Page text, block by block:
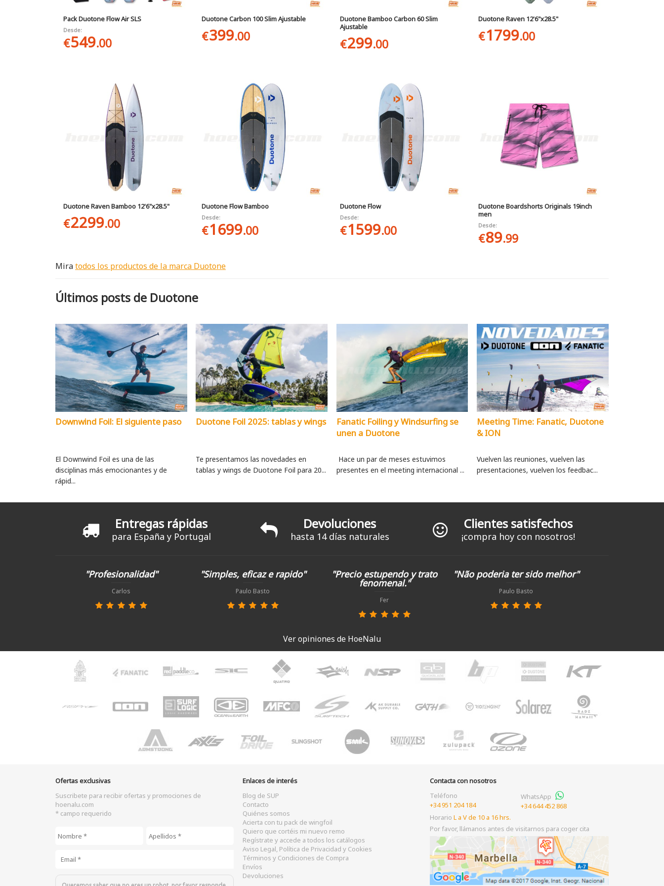
Pack Duotone Flow Air SLS
Desde:
€549.00
Duotone Carbon 100 Slim Ajustable
€399.00
Duotone Bamboo Carbon 60 Slim
Ajustable
€299.00
Duotone Raven 12'6"x28.5"
€1799.00
Duotone Raven Bamboo 12'6"x28.5"
€2299.00
Duotone Flow Bamboo
Desde:
€1699.00
Duotone Flow
Desde:
€1599.00
Duotone Boardshorts Originals 19inch
men
Desde:
€89.99
Miratodos los productos de la marca Duotone
Últimos posts de Duotone
Downwind Foil: El siguiente paso
El Downwind Foil es una de las
disciplinas más emocionantes y de
rápid...
Duotone Foil 2025: tablas y wings
Te presentamos las novedades en
tablas y wings de Duotone Foil para 20...
Fanatic Foiling y Windsurfing se
unen a Duotone
Hace un par de meses estuvimos
presentes en el meeting internacional ...
Meeting Time: Fanatic, Duotone
& ION
Vuelven las reuniones, vuelven las
presentaciones, vuelven los feedbac...
Entregas rápidas
para España y Portugal
Devoluciones
hasta 14 días naturales
Clientes satisfechos
¡compra hoy con nosotros!
"Profesionalidad"
Carlos
"Simples, eficaz e rapido"
Paulo Basto
"Precio estupendo y trato
fenomenal."
Fer
"Não poderia ter sido melhor"
Paulo Basto
Ver opiniones de HoeNalu
Ofertas exclusivas
Suscribete para recibir ofertas y promociones de
hoenalu.com
* campo requerido
Enlaces de interés
Blog de SUP
Contacto
Quiénes somos
Acierta con tu pack de wingfoil
Quiero que cortéis mi nuevo remo
Regístrate y accede a todos los catálogos
Aviso Legal, Política de Privacidad y Cookies
Términos y Condiciones de Compra
Envíos
Devoluciones
Contacta con nosotros
Teléfono
+34 951 204 184
WhatsApp
+34 644 452 868
HorarioL a V de 10 a 16 hrs.
Por favor, llámanos antes de visitarnos para coger cita